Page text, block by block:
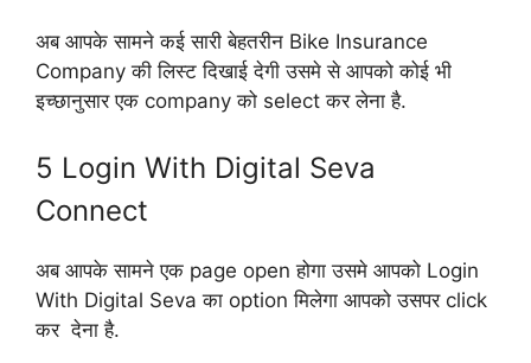
अब आपके सामने कई सारी बेहतरीन Bike Insurance
Company की लिस्ट दिखाई देगी उसमे से आपको कोई भी
इच्छानुसार एक company को select कर लेना है.
5 Login With Digital Seva
Connect
अब आपके सामने एक page open होगा उसमे आपको Login
With Digital Seva का option मिलेगा आपको उसपर click
कर देना है.